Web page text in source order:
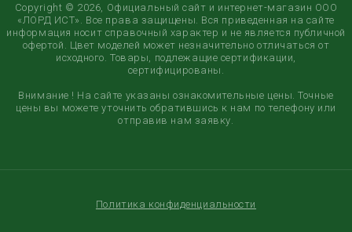
Copyright © 2026, Официальный сайт и интернет-магазин ООО
«ЛОРД ИСТ». Все права защищены. Вся приведенная на сайте
информация носит справочный характер и не является публичной
офертой. Цвет моделей может незначительно отличаться от
исходного. Товары, подлежащие сертификации,
сертифицированы.
Внимание ! На сайте указаны ознакомительные цены. Точные
цены вы можете уточнить обратившись к нам по телефону или
отправив нам заявку.
Политика конфиденциальности